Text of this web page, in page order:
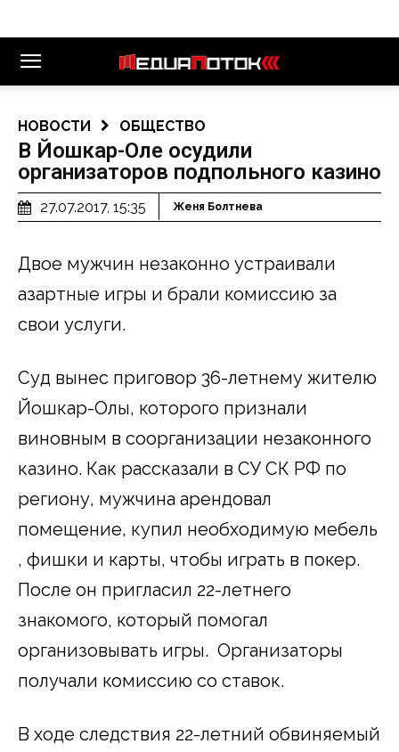
НОВОСТИ ОБЩЕСТВО
В Йошкар-Оле осудили
организаторов подпольного казино
27.07.2017, 15:35 Женя Болтнева
Двое мужчин незаконно устраивали
азартные игры и брали комиссию за
свои услуги.
Суд вынес приговор 36-летнему жителю
Йошкар-Олы, которого признали
виновным в соорганизации незаконного
казино. Как рассказали в СУ СК РФ по
региону, мужчина арендовал
помещение, купил необходимую мебель
, фишки и карты, чтобы играть в покер.
После он пригласил 22-летнего
знакомого, который помогал
организовывать игры. Организаторы
получали комиссию со ставок.
В ходе следствия 22-летний обвиняемый